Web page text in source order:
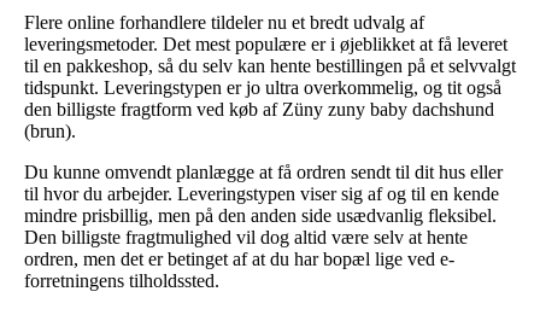
Flere online forhandlere tildeler nu et bredt udvalg af
leveringsmetoder. Det mest populære er i øjeblikket at få leveret
til en pakkeshop, så du selv kan hente bestillingen på et selvvalgt
tidspunkt. Leveringstypen er jo ultra overkommelig, og tit også
den billigste fragtform ved køb af Züny zuny baby dachshund
(brun).
Du kunne omvendt planlægge at få ordren sendt til dit hus eller
til hvor du arbejder. Leveringstypen viser sig af og til en kende
mindre prisbillig, men på den anden side usædvanlig fleksibel.
Den billigste fragtmulighed vil dog altid være selv at hente
ordren, men det er betinget af at du har bopæl lige ved e-
forretningens tilholdssted.